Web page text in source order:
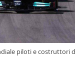
piloti e costruttori